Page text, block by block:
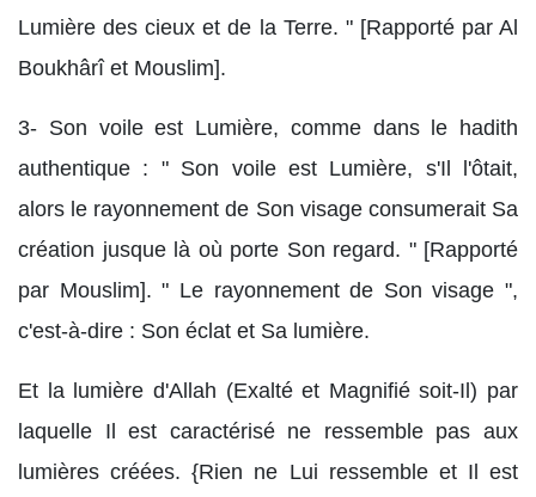
Lumière des cieux et de la Terre. " [Rapporté par Al
Boukhârî et Mouslim].
3- Son voile est Lumière, comme dans le hadith
authentique : " Son voile est Lumière, s'Il l'ôtait,
alors le rayonnement de Son visage consumerait Sa
création jusque là où porte Son regard. " [Rapporté
par Mouslim]. " Le rayonnement de Son visage ",
c'est-à-dire : Son éclat et Sa lumière.
Et la lumière d'Allah (Exalté et Magnifié soit-Il) par
laquelle Il est caractérisé ne ressemble pas aux
lumières créées. {Rien ne Lui ressemble et Il est